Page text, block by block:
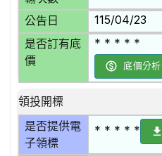
公告日 115/04/23
是否訂有底
價
* * * * *
底價分析
領投開標
是否提供電
子領標
* * * * *